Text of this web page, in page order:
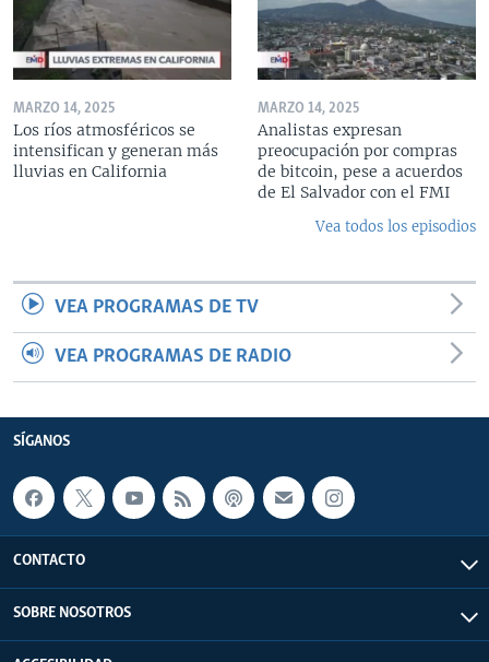
MARZO 14, 2025
Los ríos atmosféricos se
intensifican y generan más
lluvias en California
MARZO 14, 2025
Analistas expresan
preocupación por compras
de bitcoin, pese a acuerdos
de El Salvador con el FMI
Vea todos los episodios
VEA PROGRAMAS DE TV
VEA PROGRAMAS DE RADIO
SÍGANOS
CONTACTO
SOBRE NOSOTROS